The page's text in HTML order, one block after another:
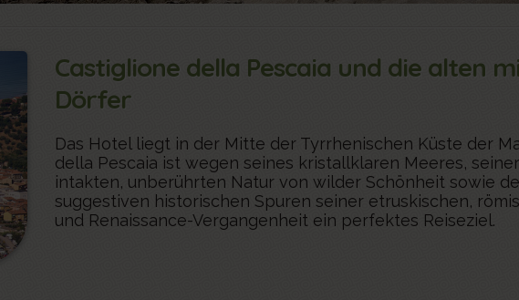
Castiglione della Pescaia und die alten
Dörfer
Das Hotel liegt in der Mitte der Tyrrhenischen Küste der
della Pescaia ist wegen seines kristallklaren Meeres,
intakten, unberührten Natur von wilder Schönheit sowie
suggestiven historischen Spuren seiner etruskischen,
und Renaissance-Vergangenheit ein perfektes Reiseziel.